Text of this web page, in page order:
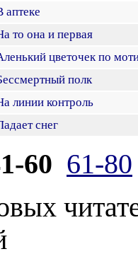
аптеке
то она и первая
цветочек по
полк
линии контроль
снег
60 61-80